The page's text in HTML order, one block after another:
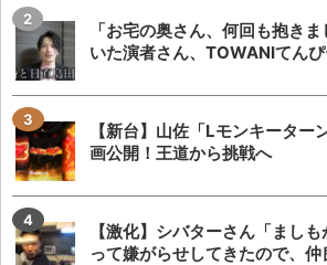
「お宅の奥さん、何回も抱き
いた演者さん、TOWANIてん
【新台】山佐「Lモンキーター
画公開！王道から挑戦へ
【激化】シバターさん「まし
って嫌がらせしてきたので、